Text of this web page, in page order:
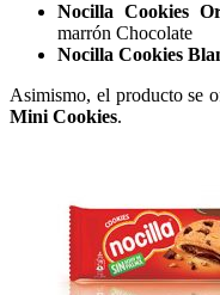
Nocilla Cookies
marrón Chocolate
Nocilla Cookies
Asimismo, el producto se
Mini Cookies.